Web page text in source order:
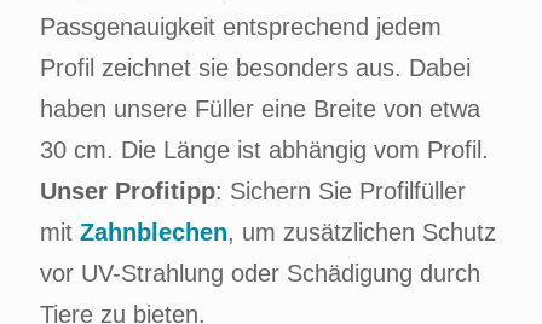
Passgenauigkeit entsprechend jedem
Profil zeichnet sie besonders aus. Dabei
haben unsere Füller eine Breite von etwa
30 cm. Die Länge ist abhängig vom Profil.
Unser Profitipp: Sichern Sie Profilfüller
mit Zahnblechen, um zusätzlichen Schutz
vor UV-Strahlung oder Schädigung durch
Tiere zu bieten.